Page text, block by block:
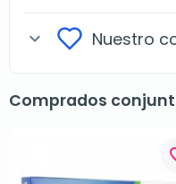
expand_more Nuestro
Comprados